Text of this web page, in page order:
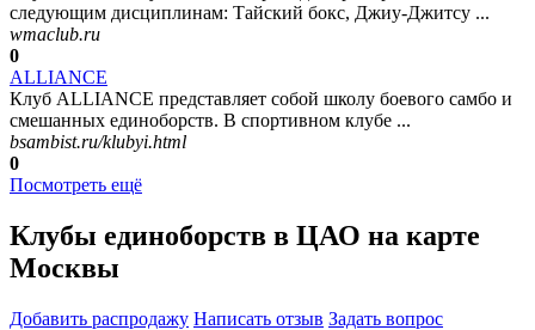
следующим дисциплинам: Тайский бокс, Джиу-Джитсу ...
wmaclub.ru
0
ALLIANCE
Клуб ALLIANCE представляет собой школу боевого самбо и
смешанных единоборств. В спортивном клубе ...
bsambist.ru/klubyi.html
0
Посмотреть ещё
Клубы единоборств в ЦАО на карте
Москвы
Добавить раcпродажу Написать отзыв Задать вопрос